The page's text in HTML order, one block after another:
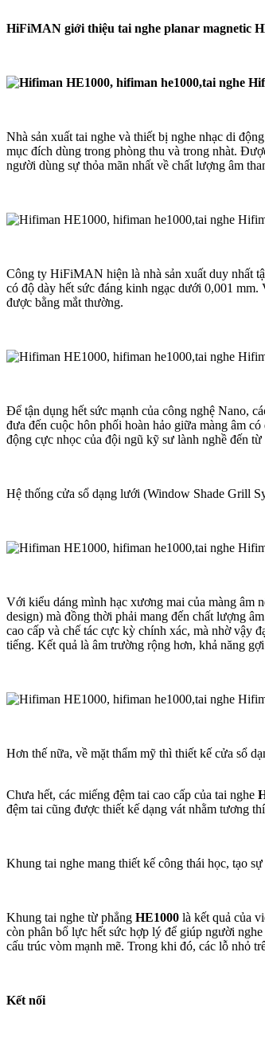
HiFiMAN giới thiệu tai nghe planar magnetic
Nhà sản xuất tai nghe và thiết bị nghe nhạc di
mục đích dùng trong phòng thu và trong nhàt.
người dùng sự thỏa mãn nhất về chất lượng âm
Công ty HiFiMAN hiện là nhà sản xuất duy nhất
có độ dày hết sức đáng kinh ngạc dưới 0,001
được bằng mắt thường.
Để tận dụng hết sức mạnh của công nghệ Nano,
đưa đến cuộc hôn phối hoàn hảo giữa màng âm
động cực nhọc của đội ngũ kỹ sư lành nghề đến
Hệ thống cửa sổ dạng lưới (Window Shade Grill
Với kiểu dáng mình hạc xương mai của màng âm
design) mà đồng thời phải mang đến chất lượng
cao cấp và chế tác cực kỳ chính xác, mà nhờ vậy
tiếng. Kết quả là âm trường rộng hơn, khả năng
Hơn thế nữa, về mặt thẩm mỹ thì thiết kế cửa sổ
Chưa hết, các miếng đệm tai cao cấp của tai nghe
đệm tai cũng được thiết kế dạng vát nhằm tương
Khung tai nghe mang thiết kế công thái học, tạo
Khung tai nghe từ phẳng HE1000 là kết quả của
còn phân bổ lực hết sức hợp lý để giúp người
cấu trúc vòm mạnh mẽ. Trong khi đó, các lỗ nhỏ
Kết nối